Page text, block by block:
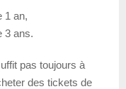
1 an,
3 ans.
pas toujours à
des tickets de